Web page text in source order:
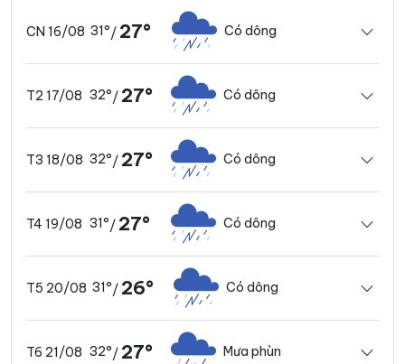
CN 16/08 31°/ 27° Có dông
T2 17/08 32°/ 27° Có dông
T3 18/08 32°/ 27° Có dông
T4 19/08 31°/ 27° Có dông
T5 20/08 31°/ 26° Có dông
T6 21/08 32°/ 27° Mưa phùn